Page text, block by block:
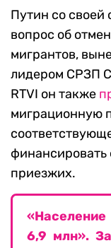
Путин со своей
вопрос об
мигрантов,
лидером СРЗП
RTVI он также
миграционную
финансировать
приезжих.
6,9 млн».